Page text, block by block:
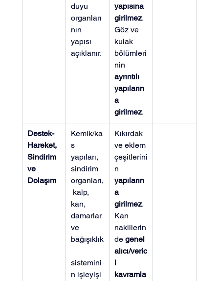
duyu
organları
nın
yapısı
açıklanır.
yapısına
girilmez.
Göz ve
kulak
bölümleri
nin
ayrıntılı
yapıların
a
girilmez.
Destek-
Hareket,
Sindirim
ve
Dolaşım
Kemik/ka
s
yapıları,
sindirim
organları,
kalp,
kan,
damarlar
ve
bağışıklık
sistemini
n işleyişi
Kıkırdak
ve eklem
çeşitlerini
n
yapıların
a
girilmez.
Kan
nakillerin
de genel
alıcı/veric
i
kavramla